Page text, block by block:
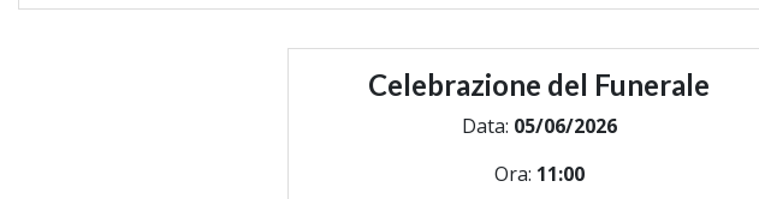
Celebrazione del Funerale
Data: 05/06/2026
Ora: 11:00